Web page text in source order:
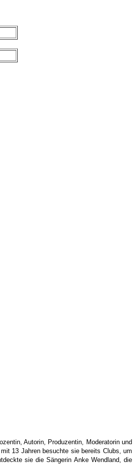
Autorin, Produzentin, Moderatorin und
13 Jahren besuchte sie bereits Clubs, um
sie die Sängerin Anke Wendland, die